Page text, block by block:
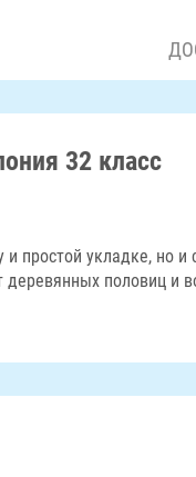
32 класс
простой укладке, но
деревянных половиц